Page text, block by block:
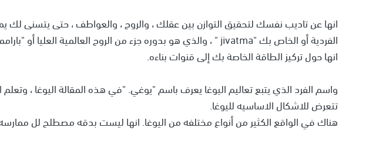
انها عن تاديب نفسك لتحقيق التوازن بين عقلك ، والروح ، والعواطف ، حتى يتسنى
الفردية أو الخاص بك "jivatma " ، والذي هو بدوره جزء من الروح العالمية العليا أو "باراممه ، " الملقب الله.
انها حول تركيز الطاقة الخاصة بك إلى قنوات بناءه.
واسم الفرد الذي يتبع تعاليم اليوغا يعرف باسم "يوغي. "في هذه المقالة اليوغا ،
تتعرض للاشكال الاساسيه لليوغا.
هناك في الواقع الكثير من أنواع مختلفه من اليوغا. انها ليست بدقه مصطلح لل